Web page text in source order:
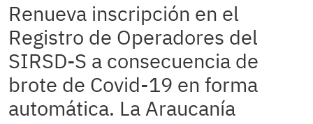
Renueva inscripción en el
Registro de Operadores del
SIRSD-S a consecuencia de
brote de Covid-19 en forma
automática. La Araucanía